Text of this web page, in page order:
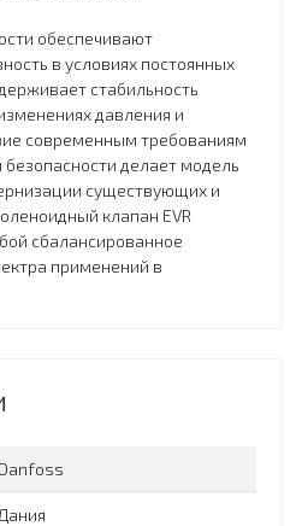
обеспечивают
в условиях постоянных
стабильность
давления и
современным требованиям
делает модель
существующих и
клапан EVR
сбалансированное
применений в
Danfoss
Дания